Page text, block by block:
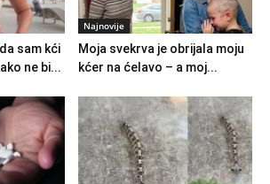
sam kći
ne bi...
Najnovije
Moja svekrva je obrijala moju
kćer na ćelavo – a moj...